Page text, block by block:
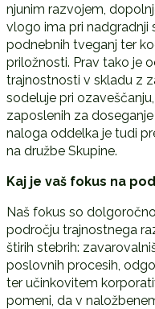
njunim razvojem,
vlogo ima pri nadgradnji
podnebnih tveganj ter
priložnosti. Prav tako je
trajnostnosti v skladu z
sodeluje pri
zaposlenih za
naloga oddelka je tudi
na družbe Skupine.
Kaj je vaš fokus na
Naš fokus so
področju trajnostnega
štirih stebrih:
poslovnih procesih,
ter učinkovitem
pomeni, da v